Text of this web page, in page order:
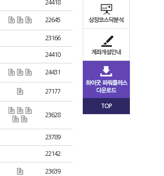
24418
22645
23166
24410
24431
27177
23628
23789
22142
23639
TOP